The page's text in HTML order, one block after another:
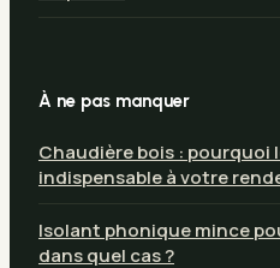
À ne pas manquer
Chaudière bois : pourquoi
indispensable à votre
Isolant phonique mince
dans quel cas ?